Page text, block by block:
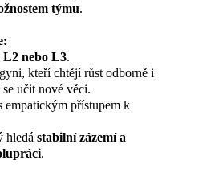
týmu.
L2 nebo L3.
kteří chtějí růst odborně i
učit nové věci.
empatickým přístupem k
hledá stabilní zázemí a
.